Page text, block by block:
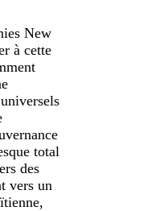
New
à cette
total
des
vers un